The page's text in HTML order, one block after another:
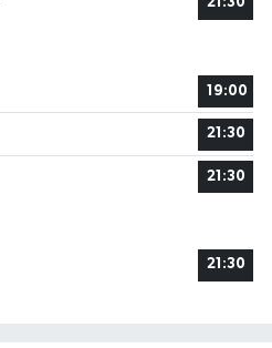
19:00
21:30
21:30
21:30